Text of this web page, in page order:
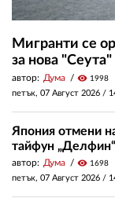
Мигранти се
за нова "Сеута"
автор: Дума visibility 1998
петък, 07 Август 2026 /
Япония отмени
тайфун „Делфин“
автор: Дума visibility 1698
петък, 07 Август 2026 /